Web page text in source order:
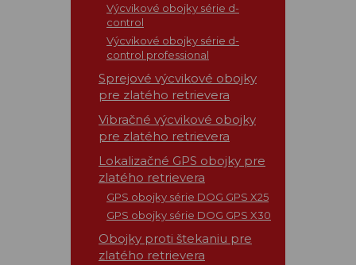
Výcvikové obojky série d-
control
Výcvikové obojky série d-
control professional
Sprejové výcvikové obojky
pre zlatého retrievera
Vibračné výcvikové obojky
pre zlatého retrievera
Lokalizačné GPS obojky pre
zlatého retrievera
GPS obojky série DOG GPS X25
GPS obojky série DOG GPS X30
Obojky proti štekaniu pre
zlatého retrievera